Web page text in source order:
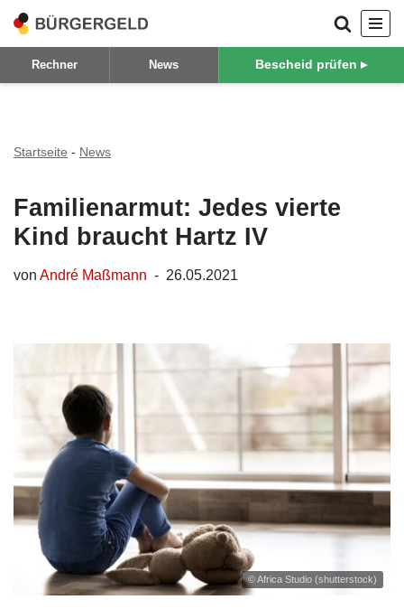
Zum
Inhalt
Rechner News Bescheid prüfen ▸
Startseite - News
Familienarmut: Jedes vierte
Kind braucht Hartz IV
von André Maßmann 26.05.2021
© Africa Studio (shutterstock)